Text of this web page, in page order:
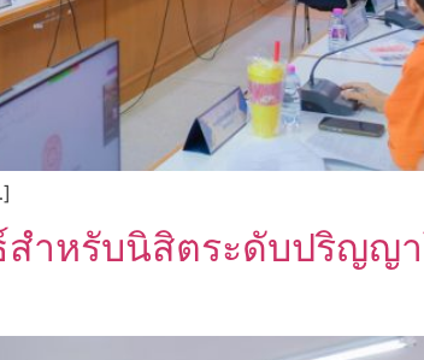
ำหรับนิสิตระดับปริญญ